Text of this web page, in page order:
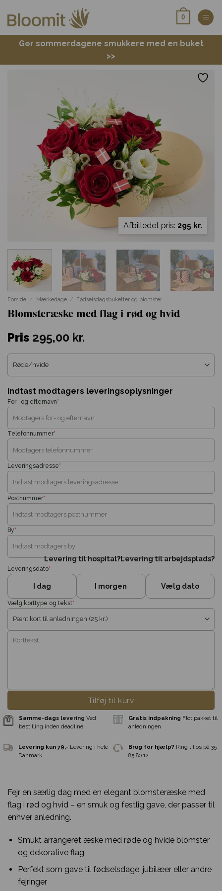
0
Gør sommerdagene smukkere med en buket
>>
Afbilledet pris: 295 kr.
Forside / Mærkedage / Fødselsdagsbuketter og blomster
Blomsteræske med flag i rød og hvid
Fejr en særlig dag med en elegant blomsteræske med
flag i rød og hvid – en smuk og festlig gave, der passer til
enhver anledning.
Smukt arrangeret æske med røde og hvide blomster
og dekorative flag
Perfekt som gave til fødselsdage, jubilæer eller andre
fejringer
Pris 295,00 kr.
Indtast modtagers leveringsoplysninger
*
For- og efternavn
*
Telefonnummer
*
Leveringsadresse
*
Postnummer
*
By
Levering til hospital?Levering til arbejdsplads?
*
Leveringsdato
I dag I morgen Vælg dato
*
Vælg korttype og tekst
Tilføj til kurv